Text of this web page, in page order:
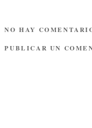
NO HAY
PUBLICAR UN